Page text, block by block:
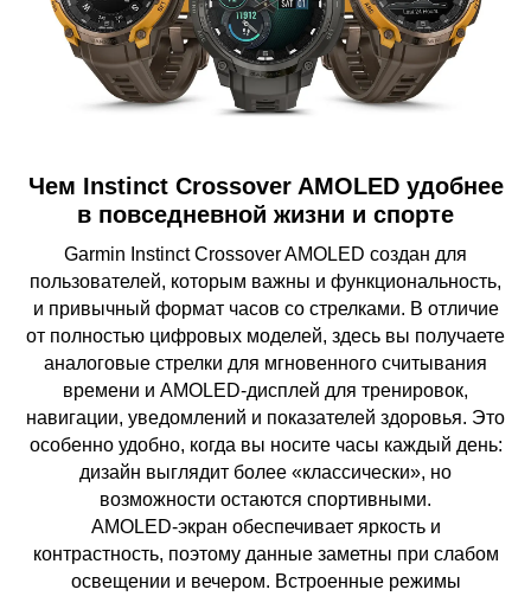
Чем Instinct Crossover AMOLED удобнее
в повседневной жизни и спорте
Garmin Instinct Crossover AMOLED создан для
пользователей, которым важны и функциональность,
и привычный формат часов со стрелками. В отличие
от полностью цифровых моделей, здесь вы получаете
аналоговые стрелки для мгновенного считывания
времени и AMOLED-дисплей для тренировок,
навигации, уведомлений и показателей здоровья. Это
особенно удобно, когда вы носите часы каждый день:
дизайн выглядит более «классически», но
возможности остаются спортивными.
AMOLED-экран обеспечивает яркость и
контрастность, поэтому данные заметны при слабом
освещении и вечером. Встроенные режимы